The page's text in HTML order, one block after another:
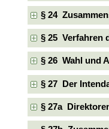
§ 24
§ 25 Verfahren
§ 26 Wahl und
§ 27 Der
§ 27a